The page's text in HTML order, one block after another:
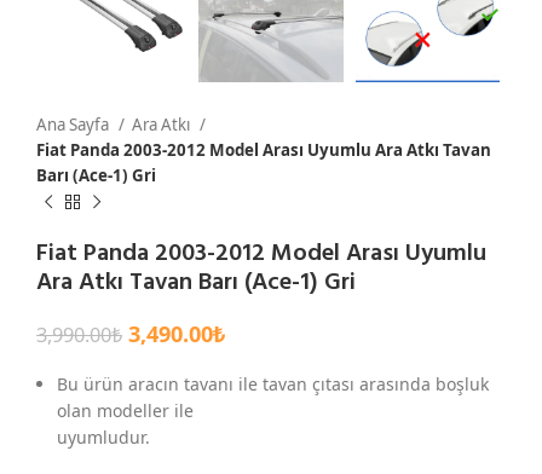
Ana Sayfa
Ara Atkı
Fiat Panda 2003-2012 Model Arası Uyumlu Ara Atkı Tavan
Barı (Ace-1) Gri
Fiat Panda 2003-2012 Model Arası Uyumlu
Ara Atkı Tavan Barı (Ace-1) Gri
3,990.00₺ 3,490.00₺
Bu ürün aracın tavanı ile tavan çıtası arasında boşluk
olan modeller ile
uyumludur.